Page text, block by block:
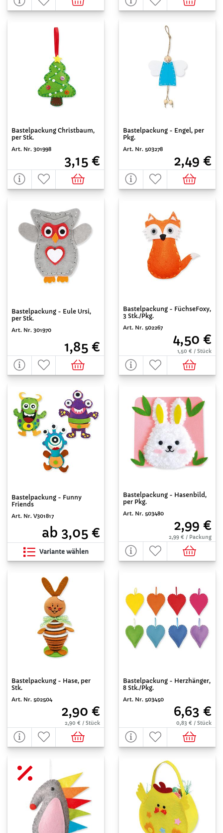
Bastelpackung Christbaum,
per Stk.
Art. Nr. 301998
3,15 €
Bastelpackung - Engel, per
Pkg.
Art. Nr. 503278
2,49 €
Bastelpackung - Eule Ursi,
per Stk.
Art. Nr. 301970
1,85 €
Bastelpackung - FüchseFoxy,
3 Stk./Pkg.
Art. Nr. 502267
4,50 €
1,50 € / Stück
Bastelpackung - Funny
Friends
Art. Nr. V301817
ab 3,05 €
Variante wählen
Bastelpackung - Hasenbild,
per Pkg.
Art. Nr. 503480
2,99 €
2,99 € / Packung
Bastelpackung - Hase, per
Stk.
Art. Nr. 502504
2,90 €
2,90 € / Stück
Bastelpackung - Herzhänger,
8 Stk./Pkg.
Art. Nr. 503450
6,63 €
0,83 € / Stück